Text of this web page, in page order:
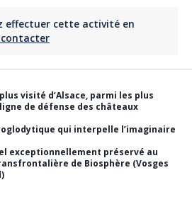
effectuer cette activité en
contacter
visité d’Alsace, parmi les plus
de défense des châteaux
qui interpelle l’imaginaire
exceptionnellement préservé au
de Biosphère (Vosges